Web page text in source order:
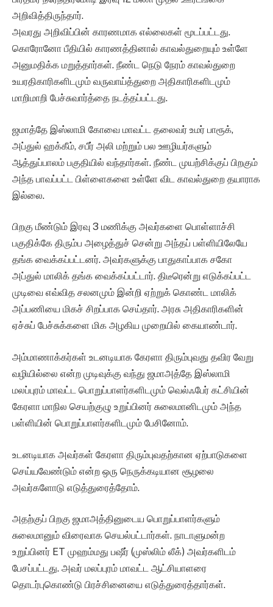
அறிவித்திருந்தார்.
அவரது அறிவிப்பின் காரணமாக எல்லைகள் மூடப்பட்டது.
கொரோனோ பீதியில் காரணத்தினால் காவல்துறையும் உள்ளே
அனுமதிக்க மறுத்தார்கள். நீண்ட நெடு நேரம் காவல்துறை
உயரதிகாரிகளிடமும் வருவாய்த்துறை அதிகாரிகளிடமும்
மாறிமாறி பேச்சுவார்த்தை நடத்தப்பட்டது.
ஜமாத்தே இஸ்லாமி கோவை மாவட்ட தலைவர் உமர் பாரூக்,
அப்துல் ஹக்கீம், சபீர் அலி மற்றும் பல ஊழியர்களும்
ஆத்துப்பாலம் பகுதியில் வந்தார்கள். நீண்ட முயற்சிக்குப் பிறகும்
அந்த பாவப்பட்ட பிள்ளைகளை உள்ளே விட காவல்துறை தயாராக
இல்லை.
பிறகு மீண்டும் இரவு 3 மணிக்கு அவர்களை பொள்ளாச்சி
பகுதிக்கே திரும்ப அழைத்துச் சென்று அந்தப் பள்ளியிலேயே
தங்க வைக்கப்பட்டனர். அவர்களுக்கு பாதுகாப்பாக சகோ
அப்துல் மாலிக் தங்க வைக்கப்பட்டார். திடீரென்று எடுக்கப்பட்ட
முடிவை எவ்வித சலனமும் இன்றி ஏற்றுக் கொண்ட மாலிக்
அப்பணியை மிகச் சிறப்பாக செய்தார். அரசு அதிகாரிகளின்
ஏச்சுப் பேச்சுக்களை மிக அழகிய முறையில் கையாண்டார்.
அம்மாணாக்கர்கள் உடனடியாக கேரளா திரும்புவது தவிர வேறு
வழியில்லை என்ற முடிவுக்கு வந்து ஜமாஅத்தே இஸ்லாமி
மலப்புரம் மாவட்ட பொறுப்பாளர்களிடமும் வெல்ஃபேர் கட்சியின்
கேரளா மாநில செயற்குழு உறுப்பினர் சுலைமானிடமும் அந்த
பள்ளியின் பொறுப்பாளர்களிடமும் பேசினோம்.
உடனடியாக அவர்கள் கேரளா திரும்புவதற்கான ஏற்பாடுகளை
செய்யவேண்டும் என்ற ஒரு நெருக்கடியான சூழலை
அவர்களோடு எடுத்துரைத்தோம்.
அதற்குப் பிறகு ஜமாஅத்தினுடைய பொறுப்பாளர்களும்
சுலைமானும் விரைவாக செயல்பட்டார்கள். நாடாளுமன்ற
உறுப்பினர் ET முஹம்மது பஷீர் (முஸ்லிம் லீக்) அவர்களிடம்
பேசப்பட்டது. அவர் மலப்புரம் மாவட்ட ஆட்சியாளரை
தொடர்புகொண்டு பிரச்சினையை எடுத்துரைத்தார்கள்.